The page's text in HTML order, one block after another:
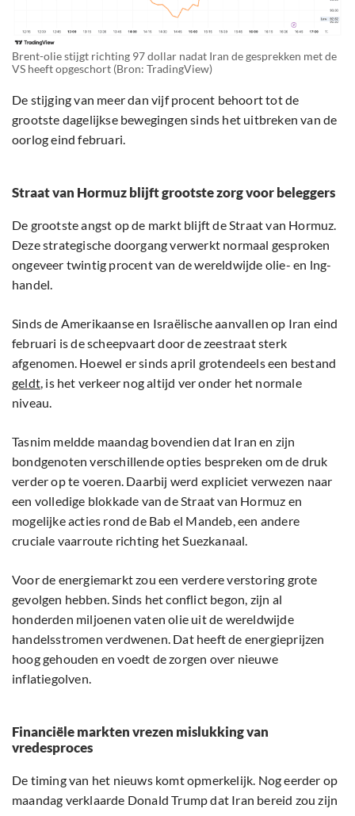
Brent-olie stijgt richting 97 dollar nadat Iran de gesprekken met de
VS heeft opgeschort (Bron: TradingView)
De stijging van meer dan vijf procent behoort tot de
grootste dagelijkse bewegingen sinds het uitbreken van de
oorlog eind februari.
Straat van Hormuz blijft grootste zorg voor beleggers
De grootste angst op de markt blijft de Straat van Hormuz.
Deze strategische doorgang verwerkt normaal gesproken
ongeveer twintig procent van de wereldwijde olie- en lng-
handel.
Sinds de Amerikaanse en Israëlische aanvallen op Iran eind
februari is de scheepvaart door de zeestraat sterk
afgenomen. Hoewel er sinds april grotendeels een bestand
geldt, is het verkeer nog altijd ver onder het normale
niveau.
Tasnim meldde maandag bovendien dat Iran en zijn
bondgenoten verschillende opties bespreken om de druk
verder op te voeren. Daarbij werd expliciet verwezen naar
een volledige blokkade van de Straat van Hormuz en
mogelijke acties rond de Bab el Mandeb, een andere
cruciale vaarroute richting het Suezkanaal.
Voor de energiemarkt zou een verdere verstoring grote
gevolgen hebben. Sinds het conflict begon, zijn al
honderden miljoenen vaten olie uit de wereldwijde
handelsstromen verdwenen. Dat heeft de energieprijzen
hoog gehouden en voedt de zorgen over nieuwe
inflatiegolven.
Financiële markten vrezen mislukking van
vredesproces
De timing van het nieuws komt opmerkelijk. Nog eerder op
maandag verklaarde Donald Trump dat Iran bereid zou zijn